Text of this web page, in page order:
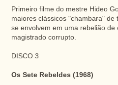
Primeiro filme do mestre Hideo
maiores clássicos "chambara" de
se envolvem em uma rebelião de
magistrado corrupto.
DISCO 3
Os Sete Rebeldes (1968)